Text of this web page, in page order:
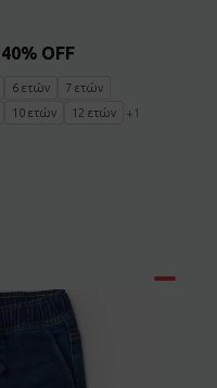
40% OFF
6 ετών
7 ετών
10 ετών 12 ετών +1